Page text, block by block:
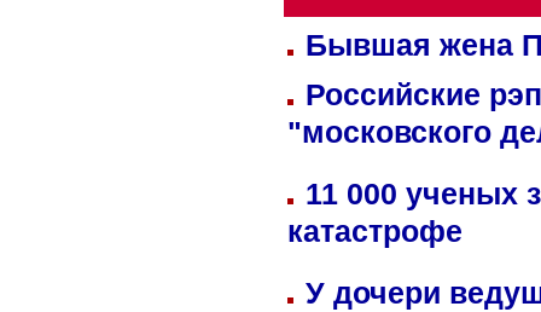
Бывшая жена
Российские
"московского
11 000 ученых
катастрофе
У дочери